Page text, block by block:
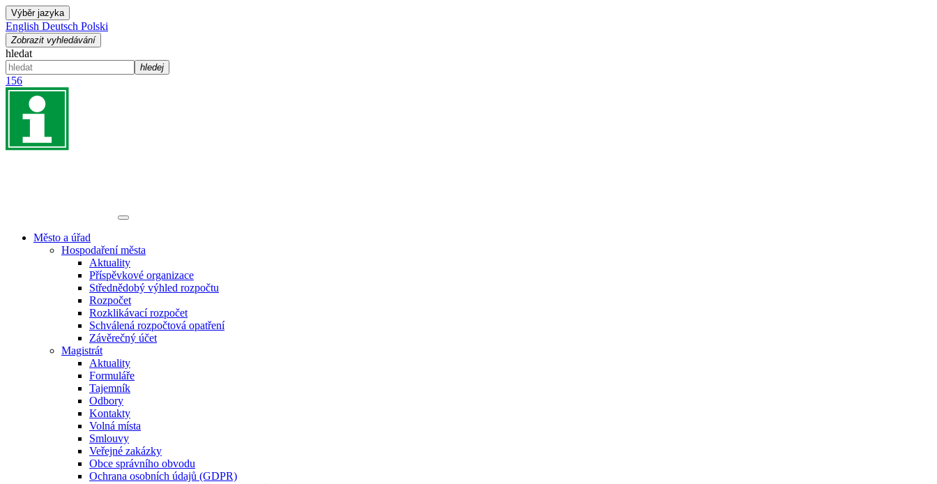
Výběr jazyka
English Deutsch Polski
Zobrazit vyhledávání
hledat
hledej
156
Město a úřad
Hospodaření města
Aktuality
Příspěvkové organizace
Střednědobý výhled rozpočtu
Rozpočet
Rozklikávací rozpočet
Schválená rozpočtová opatření
Závěrečný účet
Magistrát
Aktuality
Formuláře
Tajemník
Odbory
Kontakty
Volná místa
Smlouvy
Veřejné zakázky
Obce správního obvodu
Ochrana osobních údajů (GDPR)